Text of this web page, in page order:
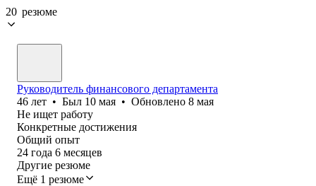
20 резюме
Руководитель финансового департамента
46 лет • Был 10 мая • Обновлено 8 мая
Не ищет работу
Конкретные достижения
Общий опыт
24 года 6 месяцев
Другие резюме
Ещё 1 резюме